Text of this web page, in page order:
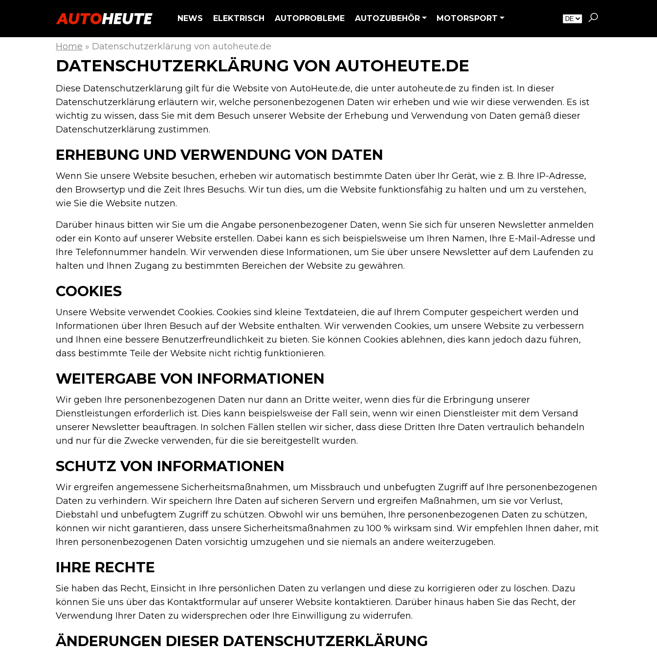
NEWS ELEKTRISCH AUTOPROBLEME AUTOZUBEHÖR MOTORSPORT
Home » Datenschutzerklärung von autoheute.de
DATENSCHUTZERKLÄRUNG VON AUTOHEUTE.DE
Diese Datenschutzerklärung gilt für die Website von AutoHeute.de, die unter autoheute.de zu finden ist. In dieser
Datenschutzerklärung erläutern wir, welche personenbezogenen Daten wir erheben und wie wir diese verwenden. Es ist
wichtig zu wissen, dass Sie mit dem Besuch unserer Website der Erhebung und Verwendung von Daten gemäß dieser
Datenschutzerklärung zustimmen.
ERHEBUNG UND VERWENDUNG VON DATEN
Wenn Sie unsere Website besuchen, erheben wir automatisch bestimmte Daten über Ihr Gerät, wie z. B. Ihre IP-Adresse,
den Browsertyp und die Zeit Ihres Besuchs. Wir tun dies, um die Website funktionsfähig zu halten und um zu verstehen,
wie Sie die Website nutzen.
Darüber hinaus bitten wir Sie um die Angabe personenbezogener Daten, wenn Sie sich für unseren Newsletter anmelden
oder ein Konto auf unserer Website erstellen. Dabei kann es sich beispielsweise um Ihren Namen, Ihre E-Mail-Adresse und
Ihre Telefonnummer handeln. Wir verwenden diese Informationen, um Sie über unsere Newsletter auf dem Laufenden zu
halten und Ihnen Zugang zu bestimmten Bereichen der Website zu gewähren.
COOKIES
Unsere Website verwendet Cookies. Cookies sind kleine Textdateien, die auf Ihrem Computer gespeichert werden und
Informationen über Ihren Besuch auf der Website enthalten. Wir verwenden Cookies, um unsere Website zu verbessern
und Ihnen eine bessere Benutzerfreundlichkeit zu bieten. Sie können Cookies ablehnen, dies kann jedoch dazu führen,
dass bestimmte Teile der Website nicht richtig funktionieren.
WEITERGABE VON INFORMATIONEN
Wir geben Ihre personenbezogenen Daten nur dann an Dritte weiter, wenn dies für die Erbringung unserer
Dienstleistungen erforderlich ist. Dies kann beispielsweise der Fall sein, wenn wir einen Dienstleister mit dem Versand
unserer Newsletter beauftragen. In solchen Fällen stellen wir sicher, dass diese Dritten Ihre Daten vertraulich behandeln
und nur für die Zwecke verwenden, für die sie bereitgestellt wurden.
SCHUTZ VON INFORMATIONEN
Wir ergreifen angemessene Sicherheitsmaßnahmen, um Missbrauch und unbefugten Zugriff auf Ihre personenbezogenen
Daten zu verhindern. Wir speichern Ihre Daten auf sicheren Servern und ergreifen Maßnahmen, um sie vor Verlust,
Diebstahl und unbefugtem Zugriff zu schützen. Obwohl wir uns bemühen, Ihre personenbezogenen Daten zu schützen,
können wir nicht garantieren, dass unsere Sicherheitsmaßnahmen zu 100 % wirksam sind. Wir empfehlen Ihnen daher, mit
Ihren personenbezogenen Daten vorsichtig umzugehen und sie niemals an andere weiterzugeben.
IHRE RECHTE
Sie haben das Recht, Einsicht in Ihre persönlichen Daten zu verlangen und diese zu korrigieren oder zu löschen. Dazu
können Sie uns über das Kontaktformular auf unserer Website kontaktieren. Darüber hinaus haben Sie das Recht, der
Verwendung Ihrer Daten zu widersprechen oder Ihre Einwilligung zu widerrufen.
ÄNDERUNGEN DIESER DATENSCHUTZERKLÄRUNG